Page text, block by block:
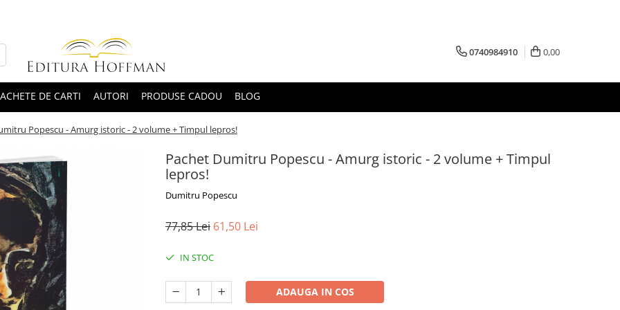
0740984910 0,00
DE CARTI AUTORI PRODUSE CADOU BLOG
Popescu - Amurg istoric - 2 volume + Timpul lepros!
Pachet Dumitru Popescu - Amurg istoric - 2 volume + Timpul
lepros!
Dumitru Popescu
77,85 Lei 61,50 Lei
IN STOC
ADAUGA IN COS